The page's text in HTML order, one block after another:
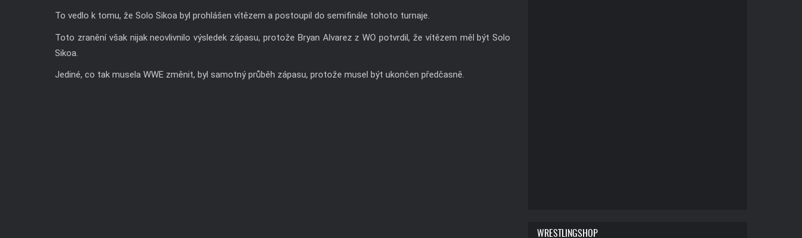
To vedlo k tomu, že Solo Sikoa byl prohlášen vítězem a postoupil do semifinále tohoto turnaje.
Toto zranění však nijak neovlivnilo výsledek zápasu, protože Bryan Alvarez z WO potvrdil, že vítězem měl být Solo
Sikoa.
Jediné, co tak musela WWE změnit, byl samotný průběh zápasu, protože musel být ukončen předčasně.
WRESTLINGSHOP